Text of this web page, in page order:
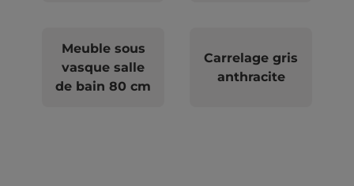
Meuble sous
vasque salle
de bain 80 cm
Carrelage gris
anthracite